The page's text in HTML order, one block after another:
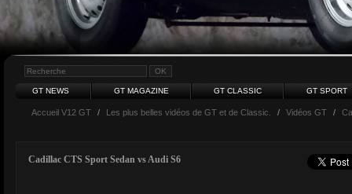
GT NEWS GT MAGAZINE GT CLASSIC GT SPORT
Accueil V12 GT / Les plus belles vidéos de GT et de Classic. / Vidéos GT /
Cadillac CTS Sport Sedan vs Audi S6